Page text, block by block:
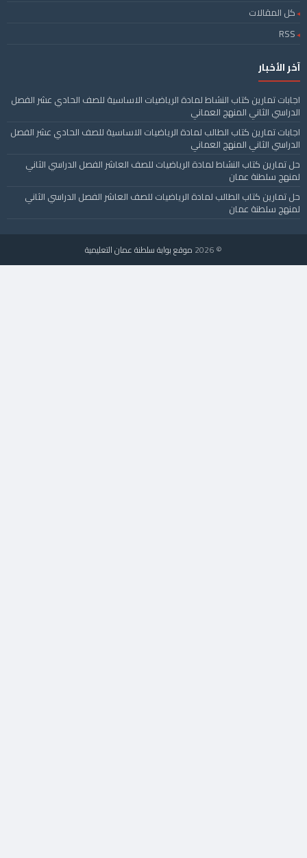
كل المقالات
RSS
آخر الأخبار
اجابات تمارين كتاب النشاط لمادة الرياضيات الاساسية للصف الحادي عشر الفصل
الدراسي الثاني المنهج العماني
اجابات تمارين كتاب الطالب لمادة الرياضيات الاساسية للصف الحادي عشر الفصل
الدراسي الثاني المنهج العماني
حل تمارين كتاب النشاط لمادة الرياضيات للصف العاشر الفصل الدراسي الثاني
لمنهج سلطنة عمان
حل تمارين كتاب الطالب لمادة الرياضيات للصف العاشر الفصل الدراسي الثاني
لمنهج سلطنة عمان
© 2026 موقع بوابة سلطنة عمان التعليمية